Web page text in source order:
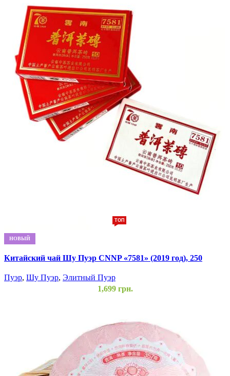
НОВЫЙ
Китайский чай Шу Пуэр CNNP «7581» (2019 год), 250
Пуэр, Шу Пуэр, Элитный Пуэр
1,699грн.
ТОП